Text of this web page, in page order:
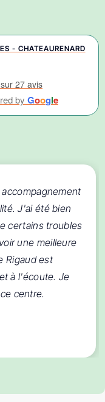
- CHATEAURENARD
27 avis
by Google
J'ai été bien
certains troubles
une meilleure
Rigaud est
à l'écoute. Je
centre.